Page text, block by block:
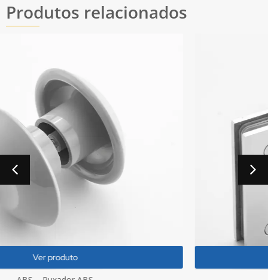
Produtos relacionados